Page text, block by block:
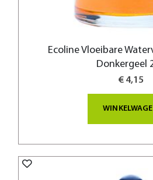
Ecoline Vloeibare
Donkergeel
€ 4,15